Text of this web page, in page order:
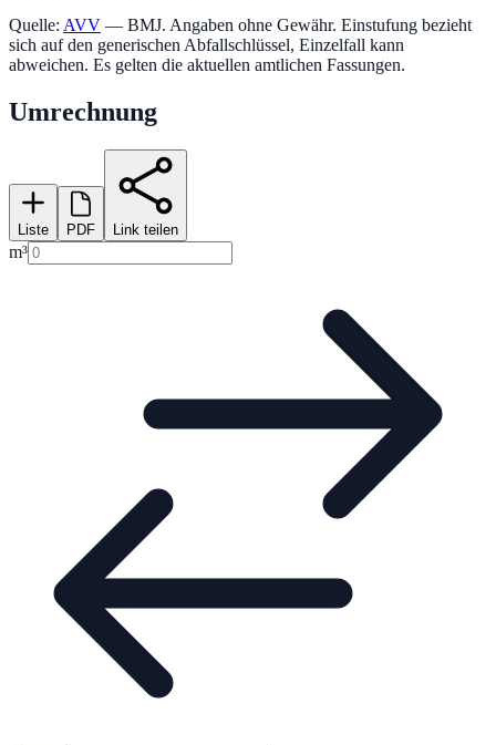
Quelle: AVV — BMJ. Angaben ohne Gewähr. Einstufung bezieht
sich auf den generischen Abfallschlüssel, Einzelfall kann
abweichen. Es gelten die aktuellen amtlichen Fassungen.
Umrechnung
Liste PDF Link teilen
m³